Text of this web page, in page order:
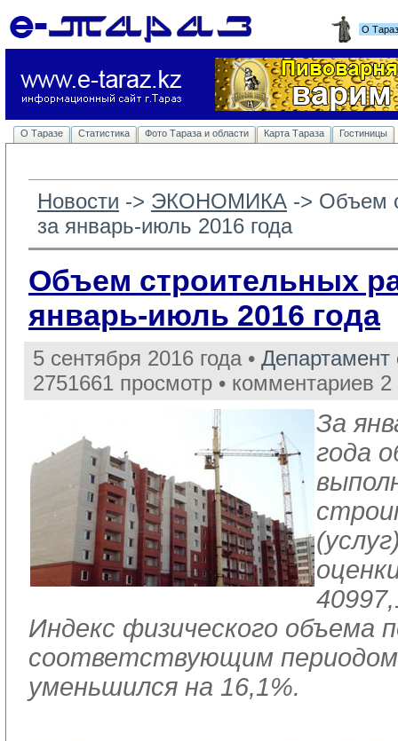
О
О Таразе Статистика Фото Тараза и области Карта Тараза Гостиницы
Новости -> ЭКОНОМИКА -> Объем
за январь-июль 2016 года
Объем строительных
январь-июль 2016 года
5 сентября 2016 года • Департамент
2751661 просмотр • комментариев 2
За
года
Индекс физического объема
соответствующим периодом
уменьшился на 16,1%.